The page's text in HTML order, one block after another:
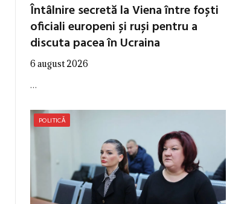
Întâlnire secretă la Viena între foști
oficiali europeni și ruși pentru a
discuta pacea în Ucraina
6 august 2026
…
POLITICĂ